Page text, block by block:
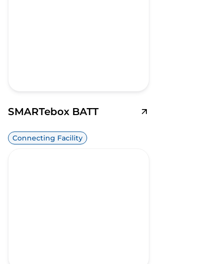
SMARTebox BATT
Connecting Facility